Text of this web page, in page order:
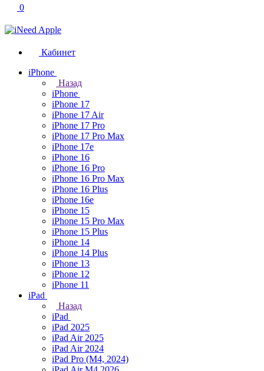
0
Кабинет
iPhone
Назад
iPhone
iPhone 17
iPhone 17 Air
iPhone 17 Pro
iPhone 17 Pro Max
iPhone 17e
iPhone 16
iPhone 16 Pro
iPhone 16 Pro Max
iPhone 16 Plus
iPhone 16e
iPhone 15
iPhone 15 Pro Max
iPhone 15 Plus
iPhone 14
iPhone 14 Plus
iPhone 13
iPhone 12
iPhone 11
iPad
Назад
iPad
iPad 2025
iPad Air 2025
iPad Air 2024
iPad Pro (M4, 2024)